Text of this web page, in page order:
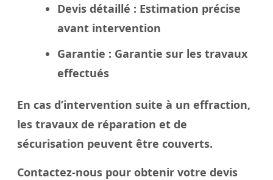
Devis détaillé : Estimation précise
avant intervention
Garantie : Garantie sur les travaux
effectués
En cas d’intervention suite à un effraction,
les travaux de réparation et de
sécurisation peuvent être couverts.
Contactez-nous pour obtenir votre devis